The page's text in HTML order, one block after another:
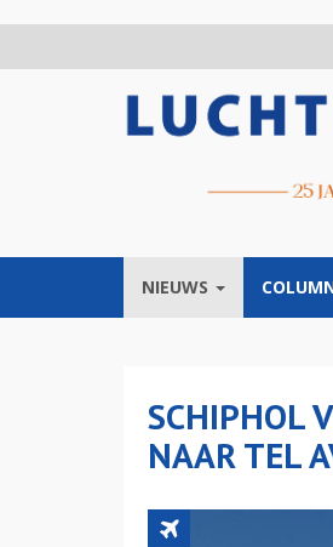
NIEUWS
SCHIPHOL
NAAR TEL